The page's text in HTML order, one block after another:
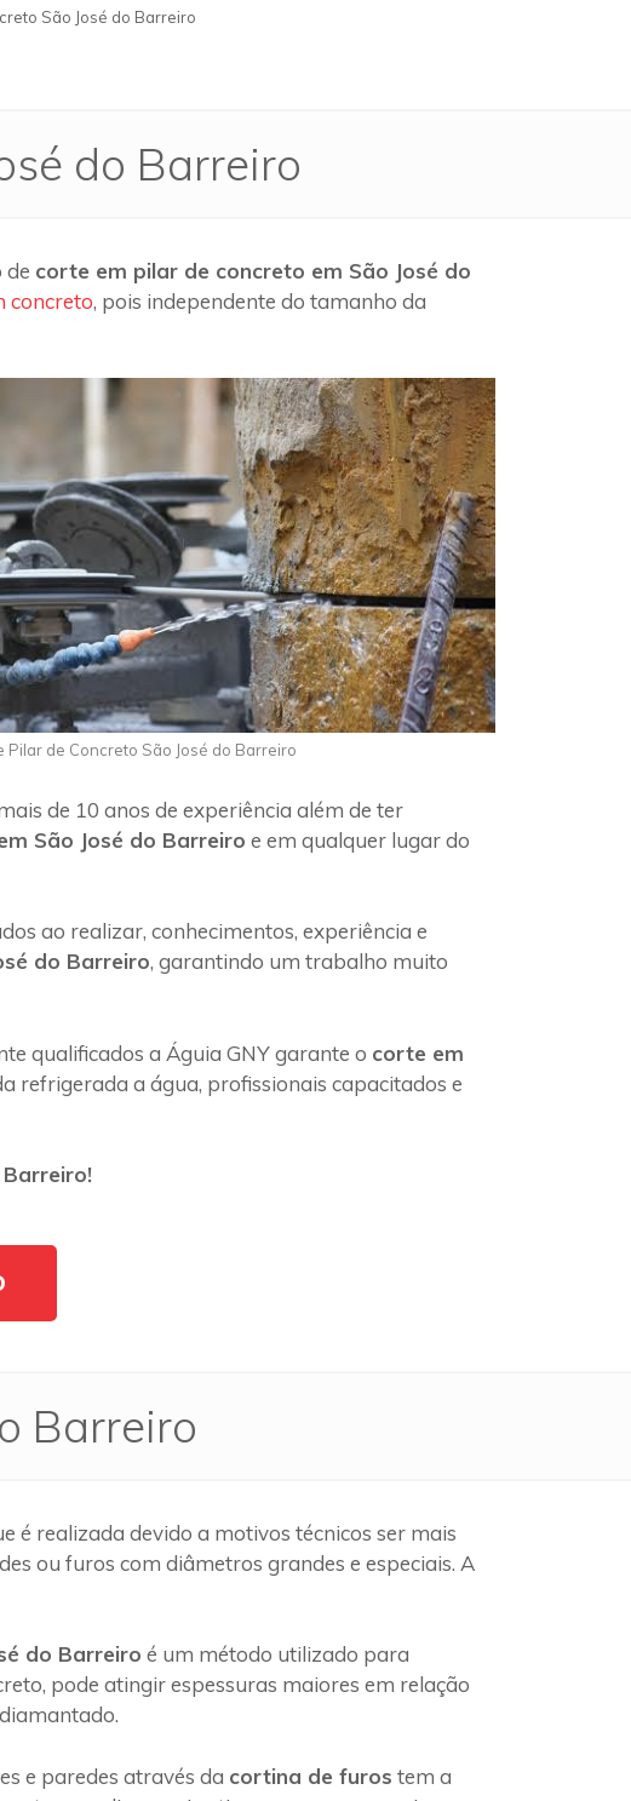
São José do Barreiro
do Barreiro
de corte em pilar de concreto em São José do
concreto, pois independente do tamanho da
Pilar de Concreto São José do Barreiro
de 10 anos de experiência além de ter
São José do Barreiro e em qualquer lugar do
ao realizar, conhecimentos, experiência e
do Barreiro, garantindo um trabalho muito
qualificados a Águia GNY garante o corte em
refrigerada a água, profissionais capacitados e
Barreiro
é realizada devido a motivos técnicos ser mais
ou furos com diâmetros grandes e especiais. A
do Barreiro é um método utilizado para
pode atingir espessuras maiores em relação
e paredes através da cortina de furos tem a